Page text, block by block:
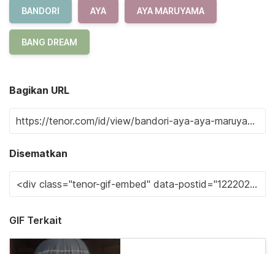
BANDORI AYA AYA MARUYAMA
BANG DREAM
Bagikan URL
Disematkan
GIF Terkait